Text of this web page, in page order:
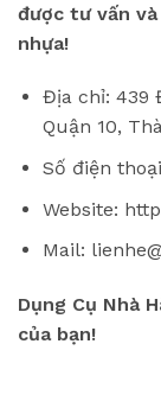
được tư vấn
nhựa!
Địa chỉ: 439
Quận 10,
Số điện
Website:
Mail:
Dụng Cụ Nhà
của bạn!